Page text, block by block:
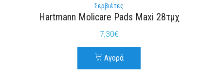
Σερβιέτες
Hartmann Molicare Pads Maxi 28τμχ
7,30€
Αγορά